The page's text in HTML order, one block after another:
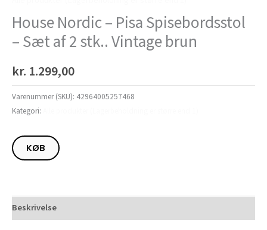
House Nordic – Pisa Spisebordsstol
– Sæt af 2 stk.. Vintage brun
kr. 1.299,00
Varenummer (SKU): 42964005257468
Kategori:
KØB
Beskrivelse